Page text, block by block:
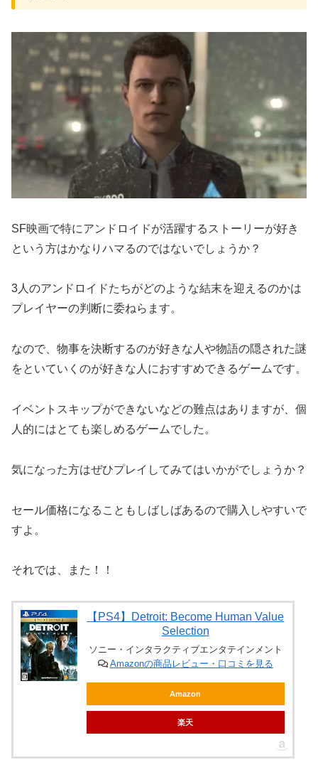
SF映画で特にアンドロイドが活躍するストーリーが好き
という方はかなりハマるのではないでしょうか？
3人のアンドロイドたちがどのような結末を迎えるのかは
プレイヤーの判断に委ねらます。
なので、物事を決断するのが好きな人や物語の隠された謎
をといていくのが好きな人におすすめできるゲームです。
イベントスキップができないなどの難点はありますが、個
人的にはとても楽しめるゲームでした。
気になった方はぜひプレイしてみてはいかがでしょうか？
セール価格になることもしばしばあるので購入しやすいで
すよ。
それでは、また！！
【PS4】Detroit: Become Human Value
Selection
ソニー・インタラクティブエンタテインメント
Amazonの商品レビュー・口コミを見る
Amazon
楽天